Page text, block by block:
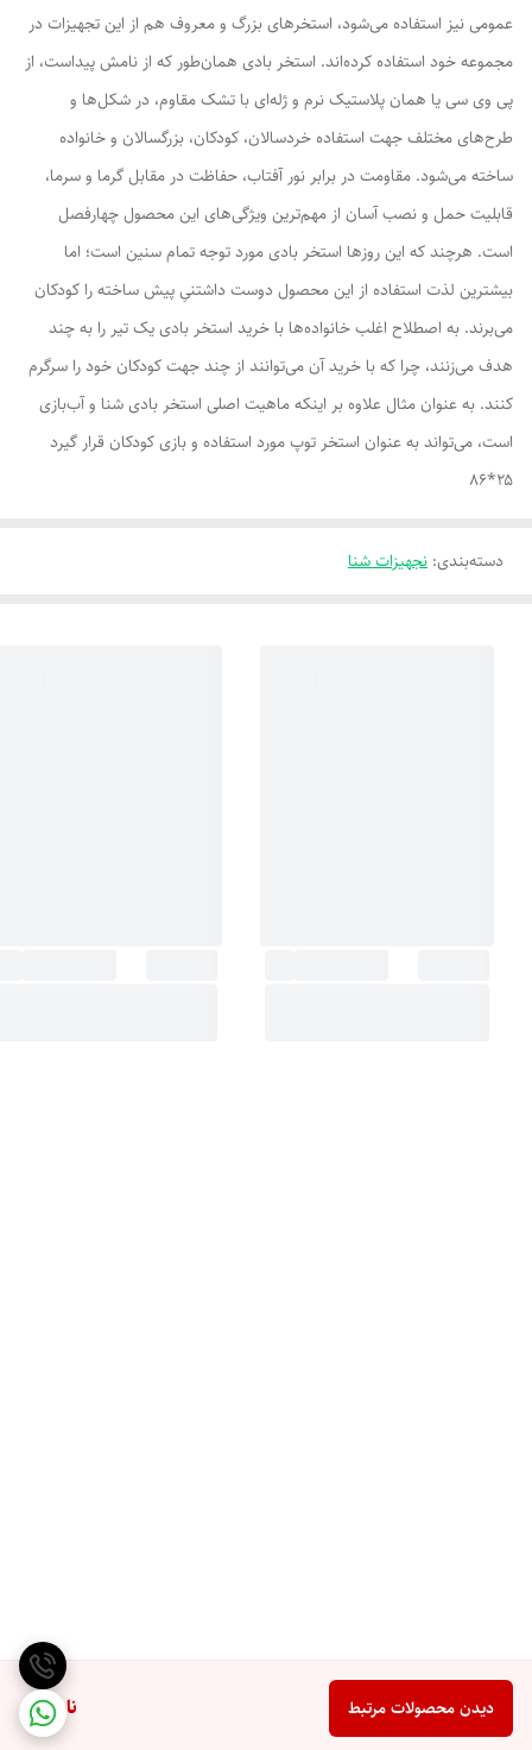
ناموجود دیدن محصولات مرتبط
عمومی نیز استفاده می‌شود، استخرهای بزرگ و معروف هم از این تجهیزات در
مجموعه خود استفاده کرده‌اند. استخر بادی همان‌طور که از نامش پیداست، از
پی وی سی یا همان پلاستیک نرم و ژله‌ای با تشک مقاوم، در شکل‌ها و
طرح‌های مختلف جهت استفاده خردسالان، کودکان، بزرگسالان و خانواده
ساخته می‌شود. مقاومت در برابر نور آفتاب، حفاظت در مقابل گرما و سرما،
قابلیت حمل و نصب آسان از مهم‌ترین ویژگی‌های این محصول چهارفصل
است. هرچند که این روزها استخر بادی مورد توجه تمام سنین است؛ اما
بیشترین لذت استفاده از این محصول دوست داشتنیِ پیش ساخته را کودکان
می‌برند. به اصطلاح اغلب خانواده‌ها با خرید استخر بادی یک تیر را به چند
هدف می‌زنند، چرا که با خرید آن می‌توانند از چند جهت کودکان خود را سرگرم
کنند. به عنوان مثال علاوه بر اینکه ماهیت اصلی استخر بادی شنا و آب‌بازی
است، می‌تواند به عنوان استخر توپ مورد استفاده و بازی کودکان قرار گیرد
۲۵*۸۶
دسته‌بندی: نجهیزات شنا